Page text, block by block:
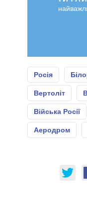
Росія
Вертоліт
Війська Росії
Аеродром